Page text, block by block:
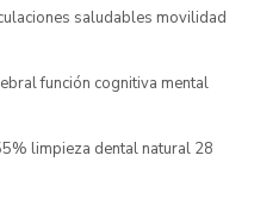
saludables movilidad
función cognitiva mental
limpieza dental natural 28